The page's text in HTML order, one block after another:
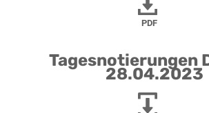
PDF
Tagesnotierungen
28.04.2023